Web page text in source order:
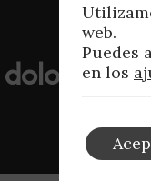
sit
web.
Puedes
en los